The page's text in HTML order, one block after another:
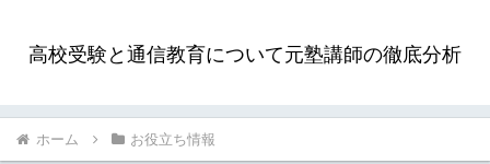
高校受験と通信教育について元塾講師の徹底分析
ホーム お役立ち情報